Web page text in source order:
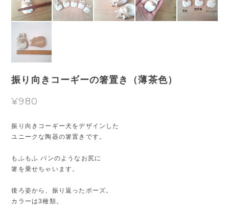
振り向きコーギーの箸置き（薄茶色）
¥980
振り向きコーギー犬をデザインした
ユニークな陶器の箸置きです。
もふもふ パンのようなお尻に
箸を乗せちゃいます。
後ろ姿から、振り返ったポーズ。
カラーは3種類。